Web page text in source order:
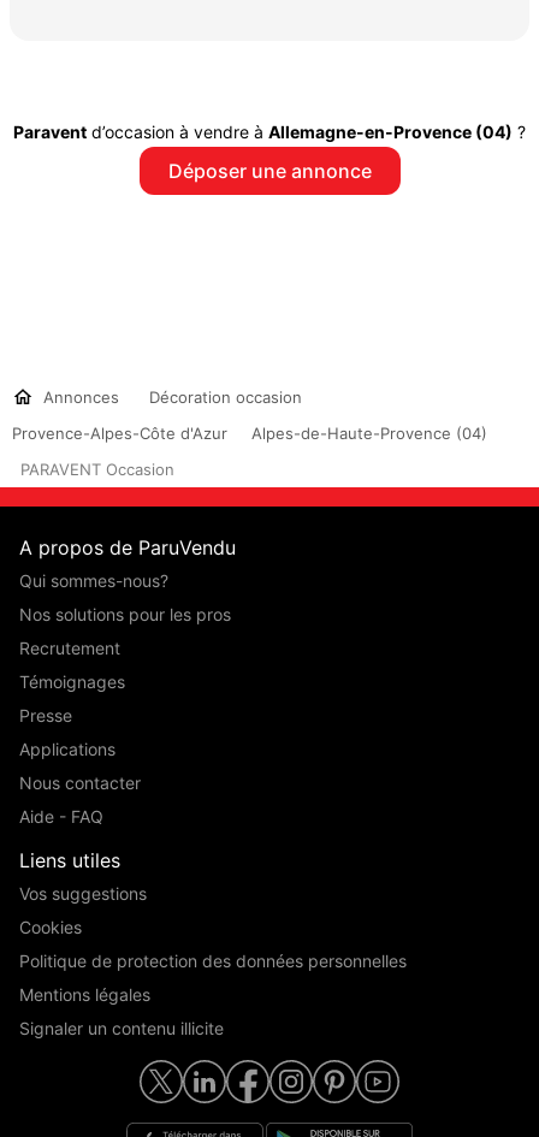
Paravent d’occasion à vendre à Allemagne-en-Provence (04) ?
Déposer une annonce
Annonces
Décoration occasion
Provence-Alpes-Côte d'Azur
Alpes-de-Haute-Provence (04)
PARAVENT Occasion
A propos de ParuVendu
Qui sommes-nous?
Nos solutions pour les pros
Recrutement
Témoignages
Presse
Applications
Nous contacter
Aide - FAQ
Liens utiles
Vos suggestions
Cookies
Politique de protection des données personnelles
Mentions légales
Signaler un contenu illicite